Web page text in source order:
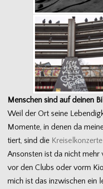
Men­schen sind auf dei­nen
Weil der Ort seine
Momente, in denen da
tiert, sind die
Ansons­ten ist da nicht mehr
vor den Clubs oder vorm
mich ist das inzwi­schen ein